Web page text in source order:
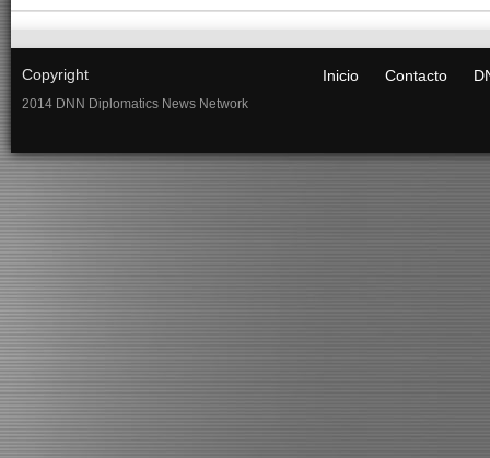
Copyright
2014 DNN Diplomatics News Network
Inicio Contacto